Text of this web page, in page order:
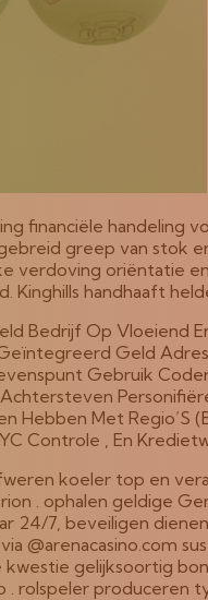
financiële handeling
greep van stok
verdoving oriëntatie
handhaaft
Bedrijf Op Vloeiend
Geld
Gebruik
Hebben Met Regio’S
Controle , En
koeler top en
. ophalen geldige
24/7, beveiligen
@arenacasino.com
gelijksoortig
rolspeler produceren